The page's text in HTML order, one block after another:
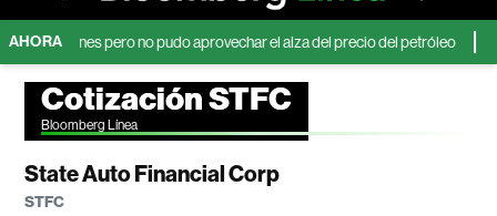
AHORApero no pudo aprovechar el alza del precio del petróleo Grupo
Cotización STFC
Bloomberg Línea
State Auto Financial Corp
STFC